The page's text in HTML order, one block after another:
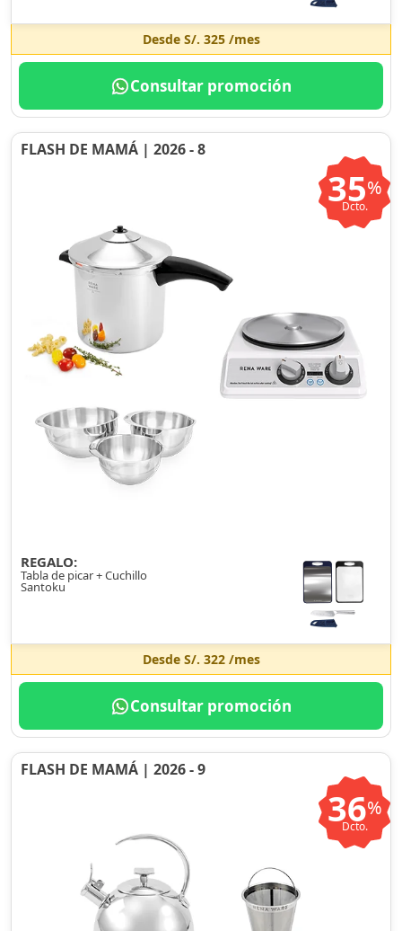
Desde S/. 325/mes
Consultar promoción
FLASH DE MAMÁ | 2026 - 8
35%
Dcto.
REGALO:
Tabla de picar + Cuchillo
Santoku
Desde S/. 322/mes
Consultar promoción
FLASH DE MAMÁ | 2026 - 9
36%
Dcto.